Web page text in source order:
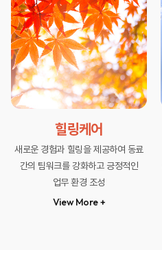
힐링케어
새로운 경험과 힐링을 제공하여 동료
간의 팀워크를 강화하고 긍정적인
업무 환경 조성
View More +